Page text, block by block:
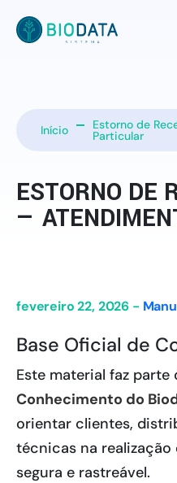
Início Estorno de
Particular
ESTORNO DE
—
fevereiro 22, 2026 -
Base Oficial de
Este material faz parte
Conhecimento do
orientar clientes,
técnicas na
segura e rastreável.